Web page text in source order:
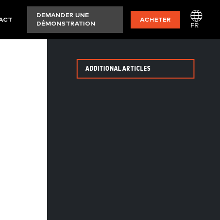
DEMANDER UNE
DÉMONSTRATION
ACHETER
FR
ADDITIONAL ARTICLES